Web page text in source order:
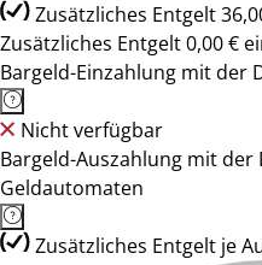
Zusätzliches Entgelt
Zusätzliches Entgelt 0,00 €
Bargeld-Einzahlung mit der
Nicht verfügbar
Bargeld-Auszahlung mit der
Geldautomaten
Zusätzliches Entgelt je